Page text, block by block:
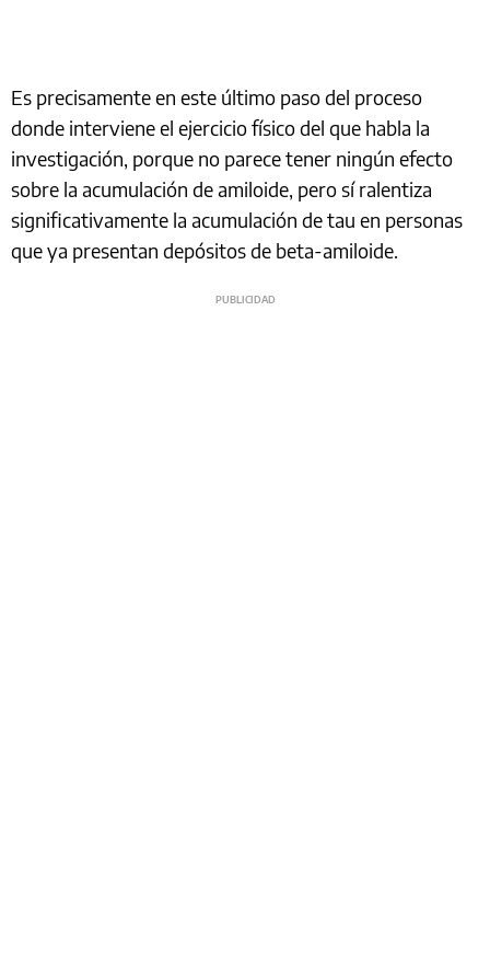
Es precisamente en este último paso del proceso
donde interviene el ejercicio físico del que habla la
investigación, porque no parece tener ningún efecto
sobre la acumulación de amiloide, pero sí ralentiza
significativamente la acumulación de tau en personas
que ya presentan depósitos de beta-amiloide.